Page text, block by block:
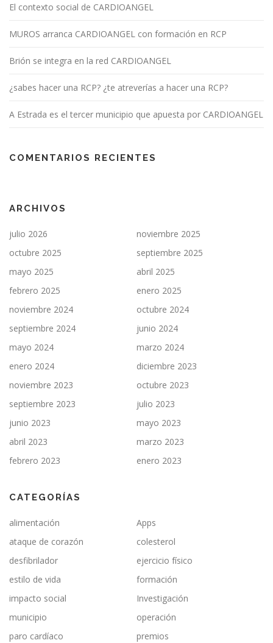
El contexto social de CARDIOANGEL
MUROS arranca CARDIOANGEL con formación en RCP
Brión se integra en la red CARDIOANGEL
¿sabes hacer una RCP? ¿te atreverías a hacer una RCP?
A Estrada es el tercer municipio que apuesta por CARDIOANGEL
COMENTARIOS RECIENTES
ARCHIVOS
julio 2026
noviembre 2025
octubre 2025
septiembre 2025
mayo 2025
abril 2025
febrero 2025
enero 2025
noviembre 2024
octubre 2024
septiembre 2024
junio 2024
mayo 2024
marzo 2024
enero 2024
diciembre 2023
noviembre 2023
octubre 2023
septiembre 2023
julio 2023
junio 2023
mayo 2023
abril 2023
marzo 2023
febrero 2023
enero 2023
CATEGORÍAS
alimentación
Apps
ataque de corazón
colesterol
desfibrilador
ejercicio físico
estilo de vida
formación
impacto social
Investigación
municipio
operación
paro cardíaco
premios